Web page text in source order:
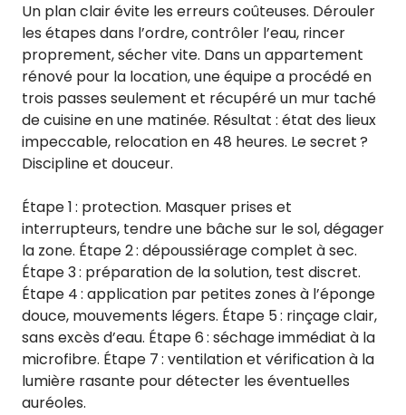
Un plan clair évite les erreurs coûteuses. Dérouler
les étapes dans l’ordre, contrôler l’eau, rincer
proprement, sécher vite. Dans un appartement
rénové pour la location, une équipe a procédé en
trois passes seulement et récupéré un mur taché
de cuisine en une matinée. Résultat : état des lieux
impeccable, relocation en 48 heures. Le secret ?
Discipline et douceur.
Étape 1 : protection. Masquer prises et
interrupteurs, tendre une bâche sur le sol, dégager
la zone. Étape 2 : dépoussiérage complet à sec.
Étape 3 : préparation de la solution, test discret.
Étape 4 : application par petites zones à l’éponge
douce, mouvements légers. Étape 5 : rinçage clair,
sans excès d’eau. Étape 6 : séchage immédiat à la
microfibre. Étape 7 : ventilation et vérification à la
lumière rasante pour détecter les éventuelles
auréoles.